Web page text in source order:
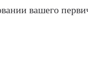
вашего